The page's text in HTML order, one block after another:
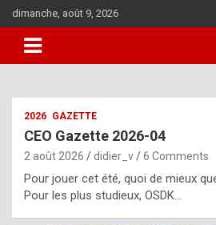
Skip
to
content
dimanche, août 9, 2026
i
u
2026 GAZETTE
CEO Gazette 2026-04
2 août 2026 didier_v 6 Comments
Pour jouer cet été, quoi de mieux
Pour les plus studieux, OSDK…